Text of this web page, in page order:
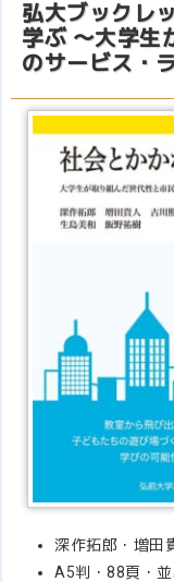
弘大ブックレ
学ぶ ～大学生
のサービス・
深作拓郎・増田
A5判・88頁・